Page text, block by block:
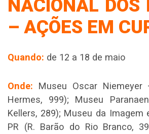
NACIONAL DOS
– AÇÕES EM
Quando: de 12 a 18 de maio
Onde: Museu Oscar Niemeyer
Hermes, 999); Museu
Kellers, 289); Museu da Imagem
PR (R. Barão do Rio Branco,